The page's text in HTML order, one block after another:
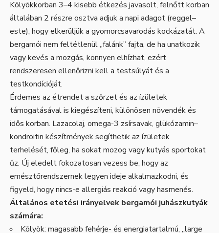
Kölyökkorban 3–4 kisebb étkezés javasolt, felnőtt korban
általában 2 részre osztva adjuk a napi adagot (reggel–
este), hogy elkerüljük a gyomorcsavarodás kockázatát. A
bergamói nem feltétlenül „falánk” fajta, de ha unatkozik
vagy kevés a mozgás, könnyen elhízhat, ezért
rendszeresen ellenőrizni kell a testsúlyát és a
testkondícióját.
Érdemes az étrendet a szőrzet és az ízületek
támogatásával is kiegészíteni, különösen növendék és
idős korban. Lazacolaj, omega-3 zsírsavak, glükózamin–
kondroitin készítmények segíthetik az ízületek
terhelését, főleg, ha sokat mozog vagy kutyás sportokat
űz. Új eledelt fokozatosan vezess be, hogy az
emésztőrendszernek legyen ideje alkalmazkodni, és
figyeld, hogy nincs-e allergiás reakció vagy hasmenés.
Általános etetési irányelvek bergamói juhászkutyák
számára:
Kölyök: magasabb fehérje- és energiatartalmú, „large